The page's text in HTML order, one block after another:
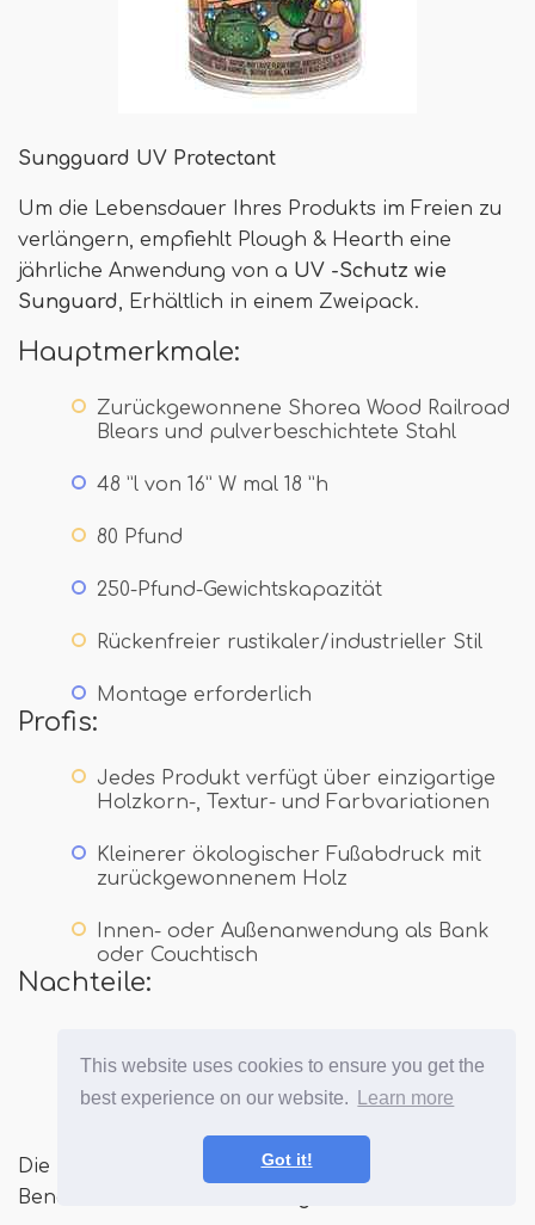
This website uses cookies to ensure you get the
best experience on our website.
Learn more
Got it!
Sungguard UV Protectant
Um die Lebensdauer Ihres Produkts im Freien zu
verlängern, empfiehlt Plough & Hearth eine
jährliche Anwendung von a UV -Schutz wie
Sunguard, Erhältlich in einem Zweipack.
Hauptmerkmale:
Zurückgewonnene Shorea Wood Railroad
Blears und pulverbeschichtete Stahl
48 ”l von 16” W mal 18 ”h
80 Pfund
250-Pfund-Gewichtskapazität
Rückenfreier rustikaler/industrieller Stil
Montage erforderlich
Profis:
Jedes Produkt verfügt über einzigartige
Holzkorn-, Textur- und Farbvariationen
Kleinerer ökologischer Fußabdruck mit
zurückgewonnenem Holz
Innen- oder Außenanwendung als Bank
oder Couchtisch
Nachteile:
Orte haben
Wartung empfohlen für Produkte im
Die Richland Indoor/Outdoor Reclaimed Wood
Bench ist